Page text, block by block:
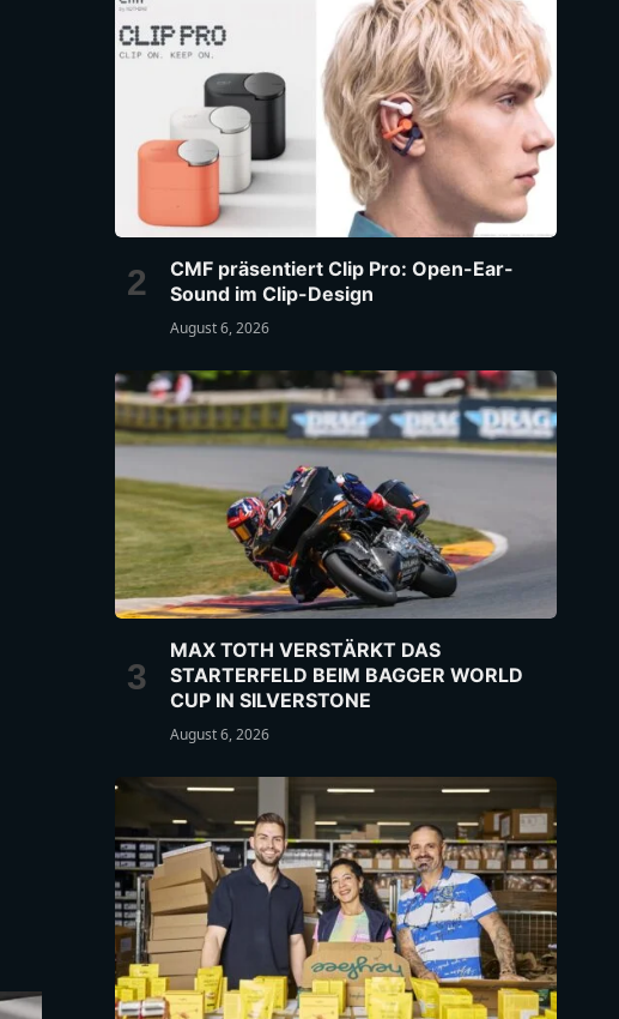
CMF präsentiert Clip Pro: Open-Ear-
Sound im Clip-Design
August 6, 2026
MAX TOTH VERSTÄRKT DAS
STARTERFELD BEIM BAGGER WORLD
CUP IN SILVERSTONE
August 6, 2026